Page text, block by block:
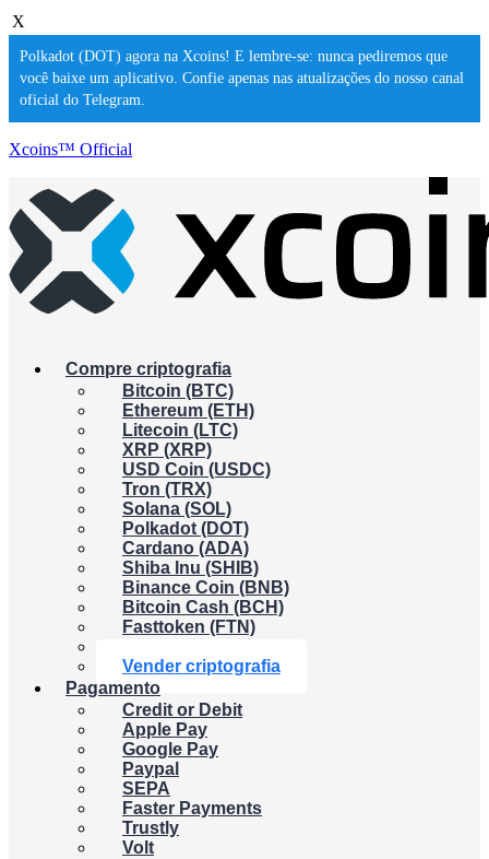
X
Polkadot (DOT) agora na Xcoins! E lembre-se: nunca pediremos que
você baixe um aplicativo. Confie apenas nas atualizações do nosso canal
oficial do Telegram.
Xcoins™ Official
Compre criptografia
Bitcoin (BTC)
Ethereum (ETH)
Litecoin (LTC)
XRP (XRP)
USD Coin (USDC)
Tron (TRX)
Solana (SOL)
Polkadot (DOT)
Cardano (ADA)
Shiba Inu (SHIB)
Binance Coin (BNB)
Bitcoin Cash (BCH)
Fasttoken (FTN)
Vender criptografia
Pagamento
Credit or Debit
Apple Pay
Google Pay
Paypal
SEPA
Faster Payments
Trustly
Volt